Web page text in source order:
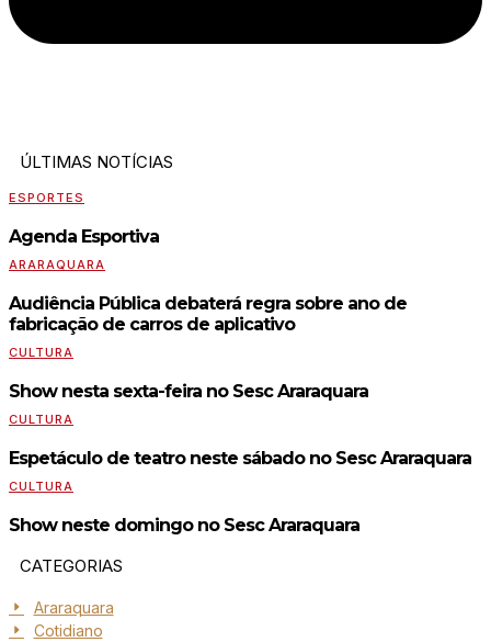
ÚLTIMAS NOTÍCIAS
ESPORTES
Agenda Esportiva
ARARAQUARA
Audiência Pública debaterá regra sobre ano de
fabricação de carros de aplicativo
CULTURA
Show nesta sexta-feira no Sesc Araraquara
CULTURA
Espetáculo de teatro neste sábado no Sesc Araraquara
CULTURA
Show neste domingo no Sesc Araraquara
CATEGORIAS
Araraquara
Cotidiano